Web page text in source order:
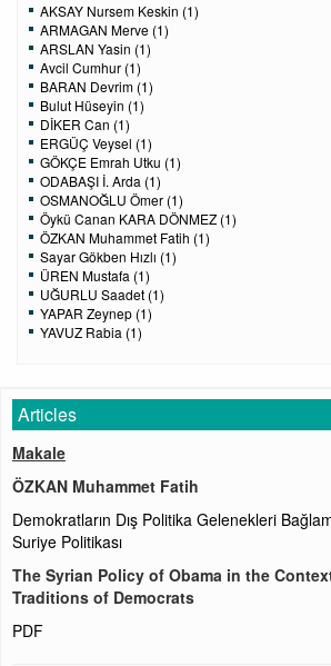
AKSAY Nursem Keskin (1)
ARMAGAN Merve (1)
ARSLAN Yasin (1)
Avcil Cumhur (1)
BARAN Devrim (1)
Bulut Hüseyin (1)
DİKER Can (1)
ERGÜÇ Veysel (1)
GÖKÇE Emrah Utku (1)
ODABAŞI İ. Arda (1)
OSMANOĞLU Ömer (1)
Öykü Canan KARA DÖNMEZ (1)
ÖZKAN Muhammet Fatih (1)
Sayar Gökben Hızlı (1)
ÜREN Mustafa (1)
UĞURLU Saadet (1)
YAPAR Zeynep (1)
YAVUZ Rabia (1)
Articles
Makale
ÖZKAN Muhammet Fatih
Demokratların Dış Politika Gelenekleri
Suriye Politikası
The Syrian Policy of Obama in the
Traditions of Democrats
PDF